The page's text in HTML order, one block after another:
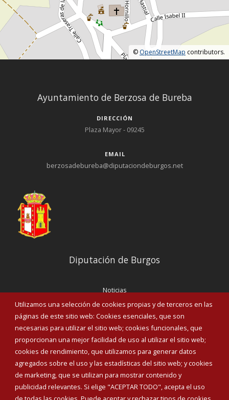
© OpenStreetMap contributors.
Utilizamos una selección de cookies propias y de terceros en las
páginas de este sitio web: Cookies esenciales, que son
necesarias para utilizar el sitio web; cookies funcionales, que
proporcionan una mejor facilidad de uso al utilizar el sitio web;
cookies de rendimiento, que utilizamos para generar datos
agregados sobre el uso y las estadísticas del sitio web; y cookies
de marketing, que se utilizan para mostrar contenido y
publicidad relevantes. Si elige "ACEPTAR TODO", acepta el uso
Ayuntamiento de Berzosa de Bureba
DIRECCIÓN
Plaza Mayor - 09245
EMAIL
berzosadebureba@diputaciondeburgos.net
Diputación de Burgos
Noticias
Eventos
Corporación Municipal
Teléfonos de interés
INICIAR SESIÓN
MAPA WEB